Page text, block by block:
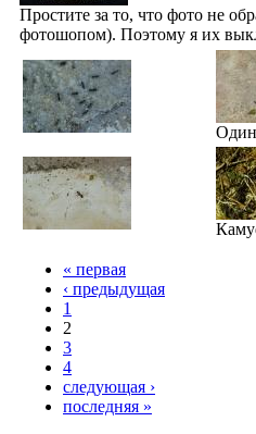
Простите за то, что фото не
фотошопом). Поэтому я их
« первая
‹ предыдущая
1
2
3
4
следующая ›
последняя »